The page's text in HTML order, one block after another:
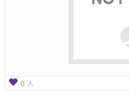
0 人